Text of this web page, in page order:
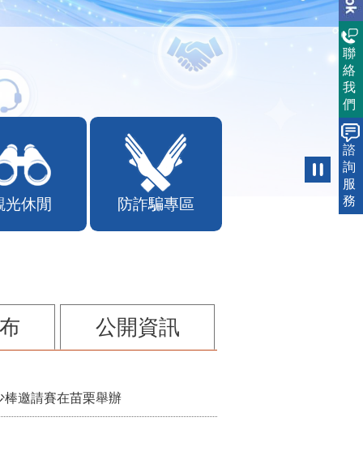
光休閒 防詐騙專區
公開資訊
邀請賽在苗栗舉辦
聯
絡
我
們
諮
詢
服
務